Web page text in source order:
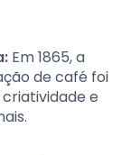
Em 1865, a
de café foi
e